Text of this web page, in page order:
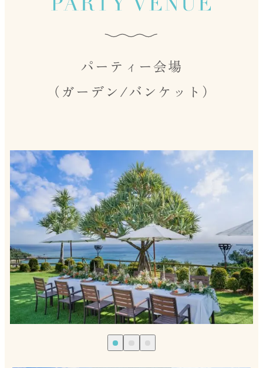
パーティー会場
（ガーデン/バンケット）